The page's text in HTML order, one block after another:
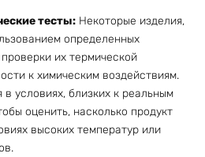
тесты: Некоторые изделия,
определенных
их термической
к химическим воздействиям.
в условиях, близких к реальным
оценить, насколько продукт
высоких температур или